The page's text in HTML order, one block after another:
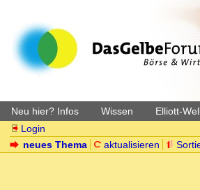
Neu hier? Infos Wissen Elliott-
Login
neues Thema
aktualisieren